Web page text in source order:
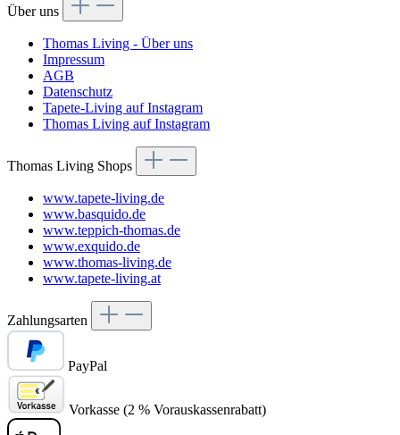
Über uns
Thomas Living - Über uns
Impressum
AGB
Datenschutz
Tapete-Living auf Instagram
Thomas Living auf Instagram
Thomas Living Shops
www.tapete-living.de
www.basquido.de
www.teppich-thomas.de
www.exquido.de
www.thomas-living.de
www.tapete-living.at
Zahlungsarten
PayPal
Vorkasse (2 % Vorauskassenrabatt)